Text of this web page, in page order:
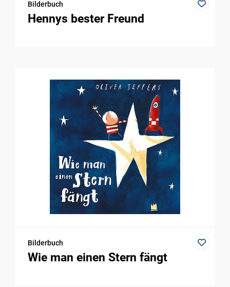
Bilderbuch
Hennys bester Freund
Bilderbuch
Wie man einen Stern fängt